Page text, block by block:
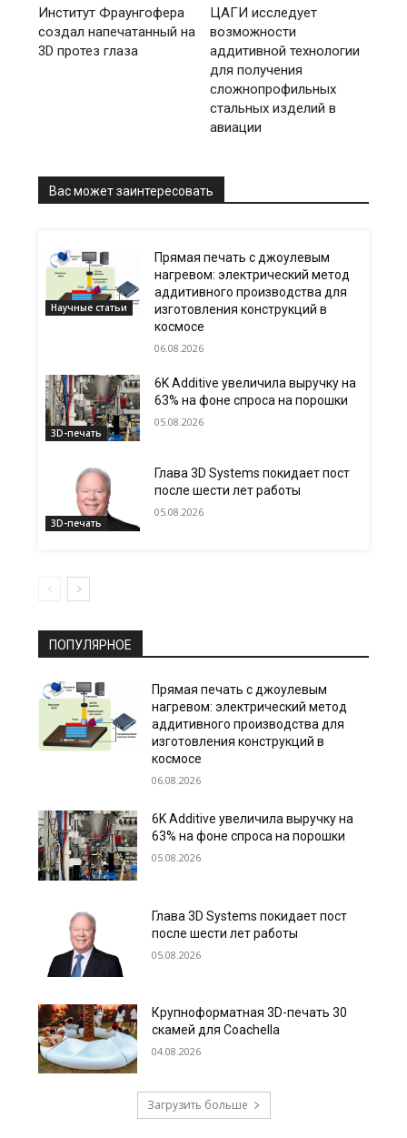
Институт Фраунгофера
создал напечатанный на
3D протез глаза
ЦАГИ исследует
возможности
аддитивной технологии
для получения
сложнопрофильных
стальных изделий в
авиации
Вас может заинтересовать
Научные статьи
Прямая печать с джоулевым
нагревом: электрический метод
аддитивного производства для
изготовления конструкций в
космосе
06.08.2026
3D-печать
6K Additive увеличила выручку на
63% на фоне спроса на порошки
05.08.2026
3D-печать
Глава 3D Systems покидает пост
после шести лет работы
05.08.2026
ПОПУЛЯРНОЕ
Прямая печать с джоулевым
нагревом: электрический метод
аддитивного производства для
изготовления конструкций в
космосе
06.08.2026
6K Additive увеличила выручку на
63% на фоне спроса на порошки
05.08.2026
Глава 3D Systems покидает пост
после шести лет работы
05.08.2026
Крупноформатная 3D-печать 30
скамей для Coachella
04.08.2026
Загрузить больше